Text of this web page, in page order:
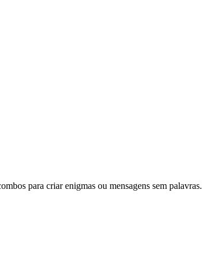
para criar enigmas ou mensagens sem palavras.